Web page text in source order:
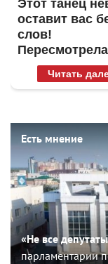
Этот танец
оставит вас
слов!
раз
Читать
Есть мнение
«Не все
парламентарии